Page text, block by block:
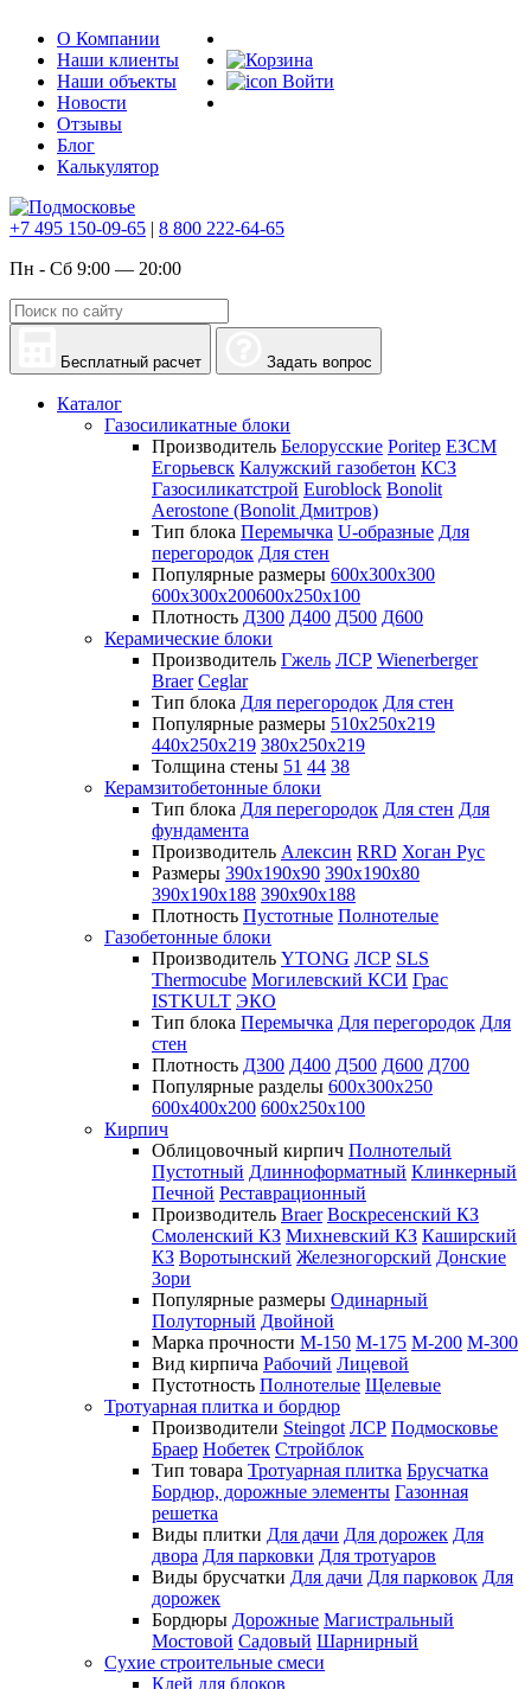
О Компании
Наши клиенты
Наши объекты
Новости
Отзывы
Блог
Калькулятор
Войти
+7 495 150-09-65 | 8 800 222-64-65
Пн - Сб 9:00 — 20:00
Бесплатный расчет Задать вопрос
Каталог
Газосиликатные блоки
Производитель Белорусские Poritep ЕЗСМ
Егорьевск Калужский газобетон КСЗ
Газосиликатстрой Euroblock Bonolit
Aerostone (Bonolit Дмитров)
Тип блока Перемычка U-образные Для
перегородок Для стен
Популярные размеры 600х300х300
600х300х200600х250х100
Плотность Д300 Д400 Д500 Д600
Керамические блоки
Производитель Гжель ЛСР Wienerberger
Braer Ceglar
Тип блока Для перегородок Для стен
Популярные размеры 510х250х219
440х250х219 380х250х219
Толщина стены 51 44 38
Керамзитобетонные блоки
Тип блока Для перегородок Для стен Для
фундамента
Производитель Алексин RRD Хоган Рус
Размеры 390х190х90 390х190х80
390х190х188 390х90х188
Плотность Пустотные Полнотелые
Газобетонные блоки
Производитель YTONG ЛСР SLS
Thermocube Могилевский КСИ Грас
ISTKULT ЭКО
Тип блока Перемычка Для перегородок Для
стен
Плотность Д300 Д400 Д500 Д600 Д700
Популярные разделы 600х300х250
600х400х200 600х250х100
Кирпич
Облицовочный кирпич Полнотелый
Пустотный Длинноформатный Клинкерный
Печной Реставрационный
Производитель Braer Воскресенский КЗ
Смоленский КЗ Михневский КЗ Каширский
КЗ Воротынский Железногорский Донские
Зори
Популярные размеры Одинарный
Полуторный Двойной
Марка прочности М-150 М-175 М-200 М-300
Вид кирпича Рабочий Лицевой
Пустотность Полнотелые Щелевые
Тротуарная плитка и бордюр
Производители Steingot ЛСР Подмосковье
Браер Нобетек Стройблок
Тип товара Тротуарная плитка Брусчатка
Бордюр, дорожные элементы Газонная
решетка
Виды плитки Для дачи Для дорожек Для
двора Для парковки Для тротуаров
Виды брусчатки Для дачи Для парковок Для
дорожек
Бордюры Дорожные Магистральный
Мостовой Садовый Шарнирный
Сухие строительные смеси
Клей для блоков